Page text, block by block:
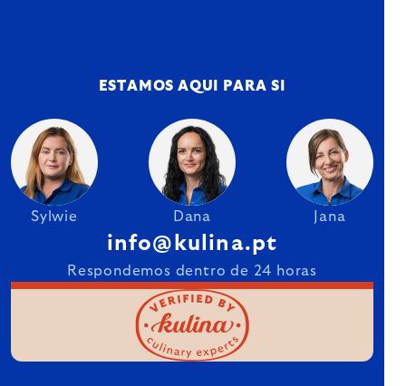
ESTAMOS AQUI PARA SI
Sylwie Dana Jana
info@kulina.pt
Respondemos dentro de 24 horas